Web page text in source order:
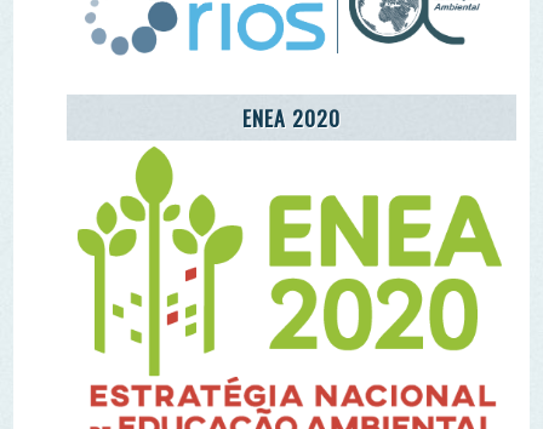
CENTRO COMUNITÁRIO DE EDUCAÇÃO
AMBIENTAL DA ALDEIA DE MÓS